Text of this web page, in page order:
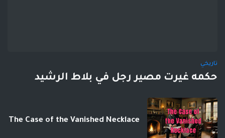
تاريخي
حكمه غيرت مصير رجل في بلاط الرشيد
The Case of the Vanished Necklace